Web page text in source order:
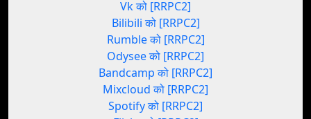
Vk को [RRPC2]
Bilibili को [RRPC2]
Rumble को [RRPC2]
Odysee को [RRPC2]
Bandcamp को [RRPC2]
Mixcloud को [RRPC2]
Spotify को [RRPC2]